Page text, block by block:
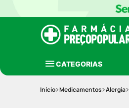
CATEGORIAS
Medicamentos Alergia